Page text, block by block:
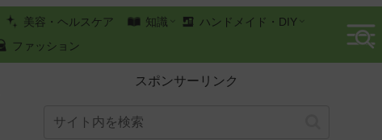
美容・ヘルスケア 知識
ハンドメイド・DIY
ファッション
スポンサーリンク